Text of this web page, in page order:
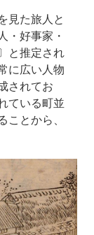
見た旅人と
・好事家・
と推定され
に広い人物
されてお
ている町並
とから、